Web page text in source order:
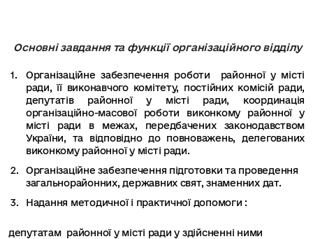
Основні завдання та функції організаційного відділу
Організаційне забезпечення роботи районної у місті
ради, її виконавчого комітету, постійних комісій ради,
депутатів районної у місті ради, координація
організаційно-масової роботи виконкому районної у
місті ради в межах, передбачених законодавством
України, та відповідно до повноважень, делегованих
виконкому районної у місті ради.
Організаційне забезпечення підготовки та проведення
загальнорайонних, державних свят, знаменних дат.
Надання методичної і практичної допомоги :
депутатам районної у місті ради у здійсненні ними